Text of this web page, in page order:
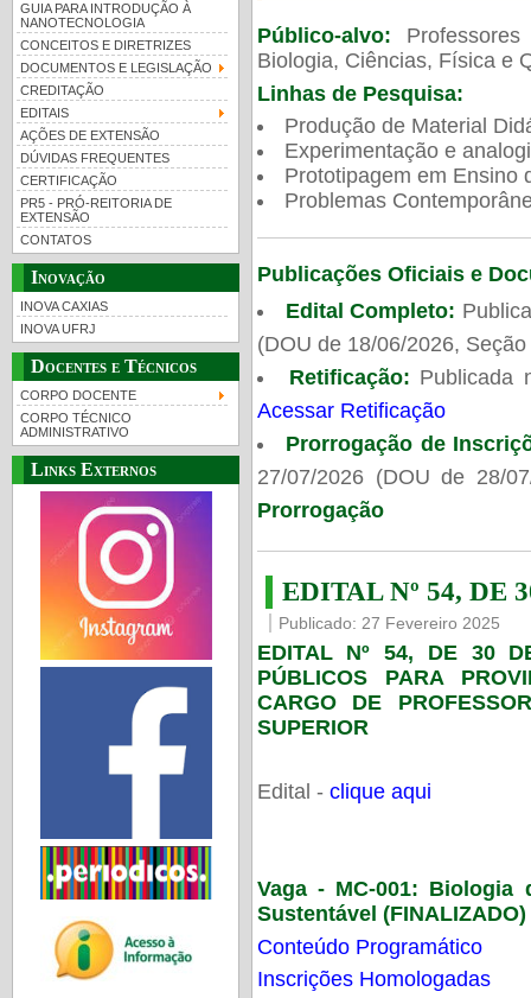
GUIA PARA INTRODUÇÃO À
NANOTECNOLOGIA
CONCEITOS E DIRETRIZES
DOCUMENTOS E LEGISLAÇÃO
CREDITAÇÃO
EDITAIS
AÇÕES DE EXTENSÃO
DÚVIDAS FREQUENTES
CERTIFICAÇÃO
PR5 - PRÓ-REITORIA DE
EXTENSÃO
CONTATOS
Inovação
INOVA CAXIAS
INOVA UFRJ
Docentes e Técnicos
CORPO DOCENTE
CORPO TÉCNICO
ADMINISTRATIVO
Links Externos
Público-alvo:
Biologia, Ciências, Física e
Linhas de Pesquisa:
Produção de Material
Experimentação e
Prototipagem em Ensino
Problemas
Publicações Oficiais e
Edital Completo:
(DOU de 18/06/2026,
Retificação: Publicada
Acessar Retificação
Prorrogação de
27/07/2026 (DOU de 28/
Prorrogação
EDITAL Nº 54, DE
Publicado: 27 Fevereiro 2025
EDITAL Nº 54, DE 30
PÚBLICOS PARA
CARGO DE
SUPERIOR
Edital - clique aqui
Vaga - MC-001: Biologia
Sustentável (FINALIZADO)
Conteúdo Programático
Inscrições Homologadas